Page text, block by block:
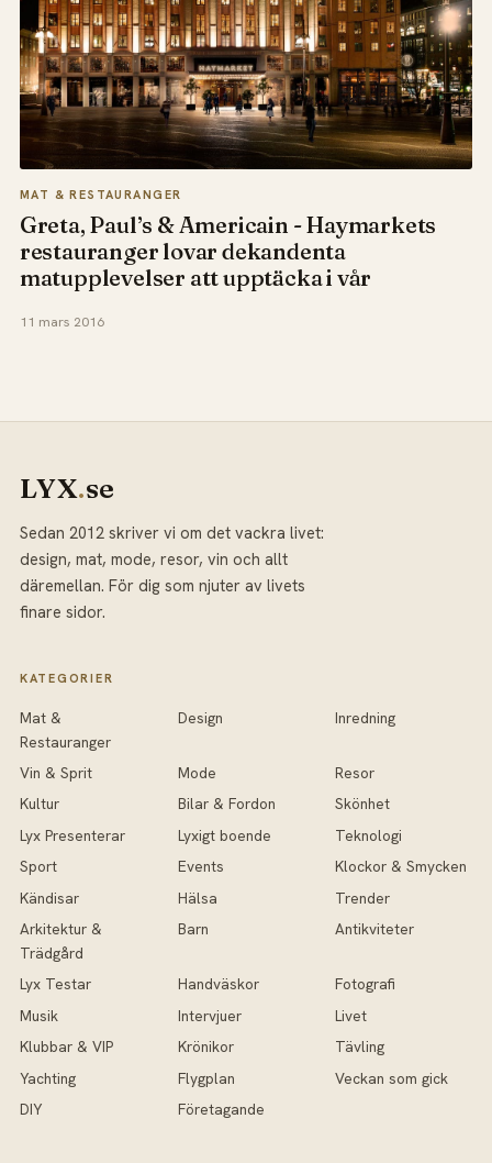
MAT & RESTAURANGER
Greta, Paul’s & Americain - Haymarkets
restauranger lovar dekandenta
matupplevelser att upptäcka i vår
11 mars 2016
LYX.se
Sedan 2012 skriver vi om det vackra livet:
design, mat, mode, resor, vin och allt
däremellan. För dig som njuter av livets
finare sidor.
KATEGORIER
Mat &
Restauranger
Design Inredning
Vin & Sprit Mode
Resor
Kultur
Bilar & Fordon
Skönhet
Lyx Presenterar
Lyxigt boende
Teknologi
Sport
Events
Klockor & Smycken
Kändisar
Hälsa
Trender
Arkitektur &
Trädgård
Barn Antikviteter
Lyx Testar Handväskor
Fotografi
Musik
Intervjuer
Livet
Klubbar & VIP
Krönikor
Tävling
Yachting
Flygplan
Veckan som gick
DIY
Företagande